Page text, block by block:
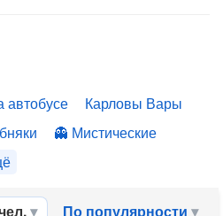
автобусе
Карловы Вары
Мистические
По популярности